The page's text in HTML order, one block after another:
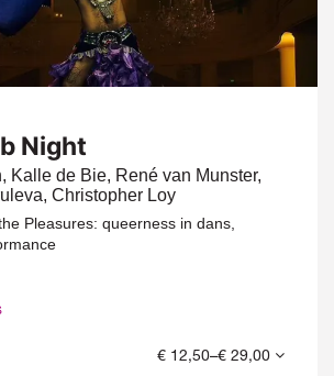
Night
Kalle de Bie, René van Munster,
Christopher Loy
Pleasures: queerness in dans,
€ 12,50–€ 29,00